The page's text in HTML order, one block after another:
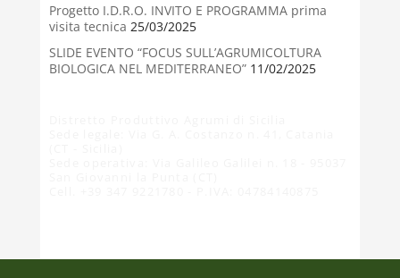
Progetto I.D.R.O. INVITO E PROGRAMMA prima
visita tecnica 25/03/2025
SLIDE EVENTO “FOCUS SULL’AGRUMICOLTURA
BIOLOGICA NEL MEDITERRANEO”11/02/2025